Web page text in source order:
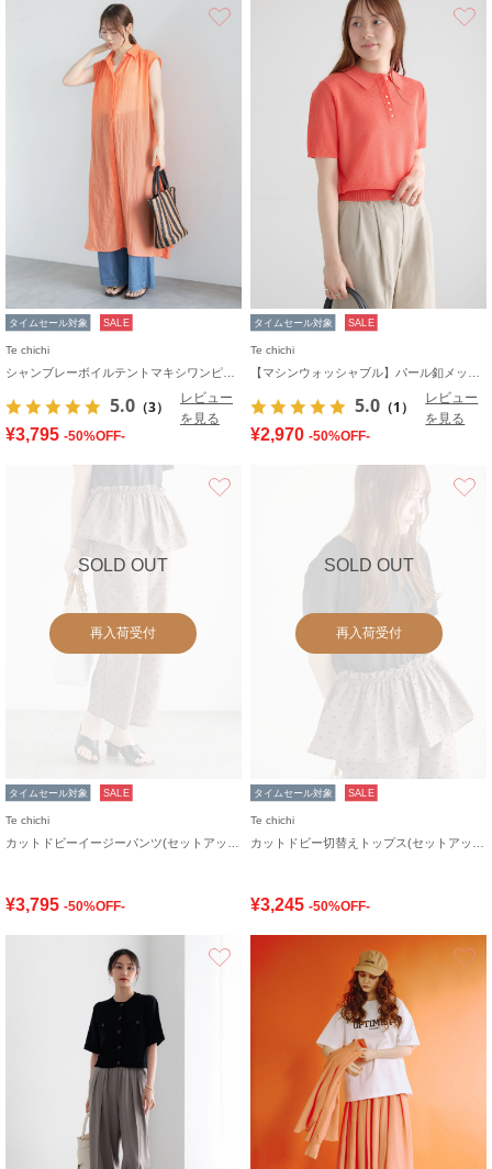
タイムセール対象 SALE
Te chichi
5.0 （3）
レビュー
を見る
¥3,795 -50%OFF-
タイムセール対象 SALE
Te chichi
5.0 （1）
レビュー
を見る
¥2,970 -50%OFF-
SOLD OUT
再入荷受付
タイムセール対象 SALE
Te chichi
¥3,795 -50%OFF-
SOLD OUT
再入荷受付
タイムセール対象 SALE
Te chichi
¥3,245 -50%OFF-